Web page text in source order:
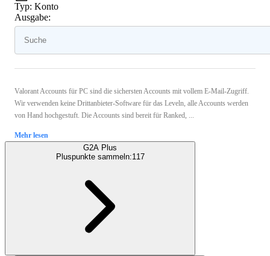
Typ: Konto
Ausgabe:
Valorant Accounts für PC sind die sichersten Accounts mit vollem E-Mail-Zugriff.
Wir verwenden keine Drittanbieter-Software für das Leveln, alle Accounts werden
von Hand hochgestuft. Die Accounts sind bereit für Ranked, ...
Mehr lesen
G2A Plus
Pluspunkte sammeln:117